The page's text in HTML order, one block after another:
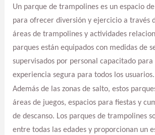
Un parque de trampolines es un espacio
para ofrecer diversión y ejercicio a través
áreas de trampolines y actividades
parques están equipados con medidas de
supervisados por personal capacitado
experiencia segura para todos los usuarios.
Además de las zonas de salto, estos
áreas de juegos, espacios para fiestas y
de descanso. Los parques de trampolines
entre todas las edades y proporcionan un